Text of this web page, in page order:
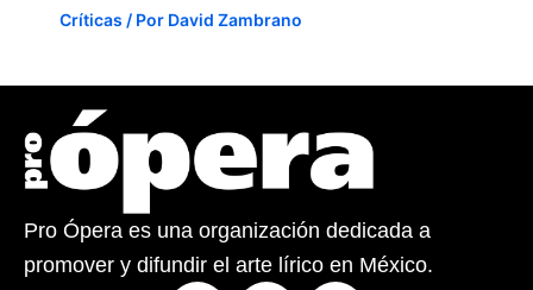
Críticas / Por David Zambrano
Pro Ópera es una organización dedicada a
promover y difundir el arte lírico en México.